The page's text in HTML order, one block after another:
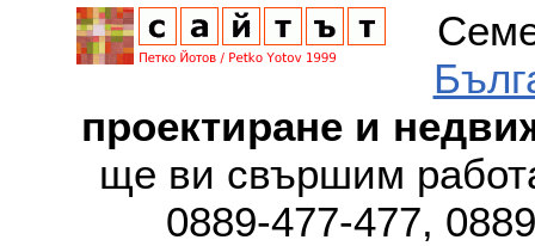
проектиране и
ще ви свършим
0889-477-477,